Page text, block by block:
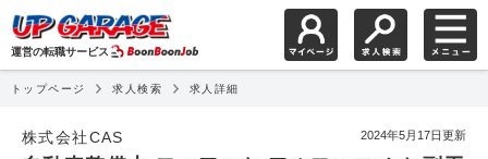
運営の転職サービス
トップページ 求人検索 求人詳細
株式会社CAS 2024年5月17日更新